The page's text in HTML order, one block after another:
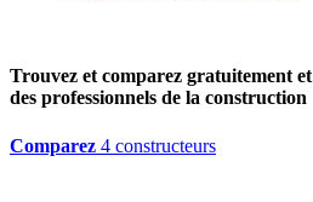
Trouvez et comparez gratuitement et
des professionnels de la construction
Comparez 4 constructeurs